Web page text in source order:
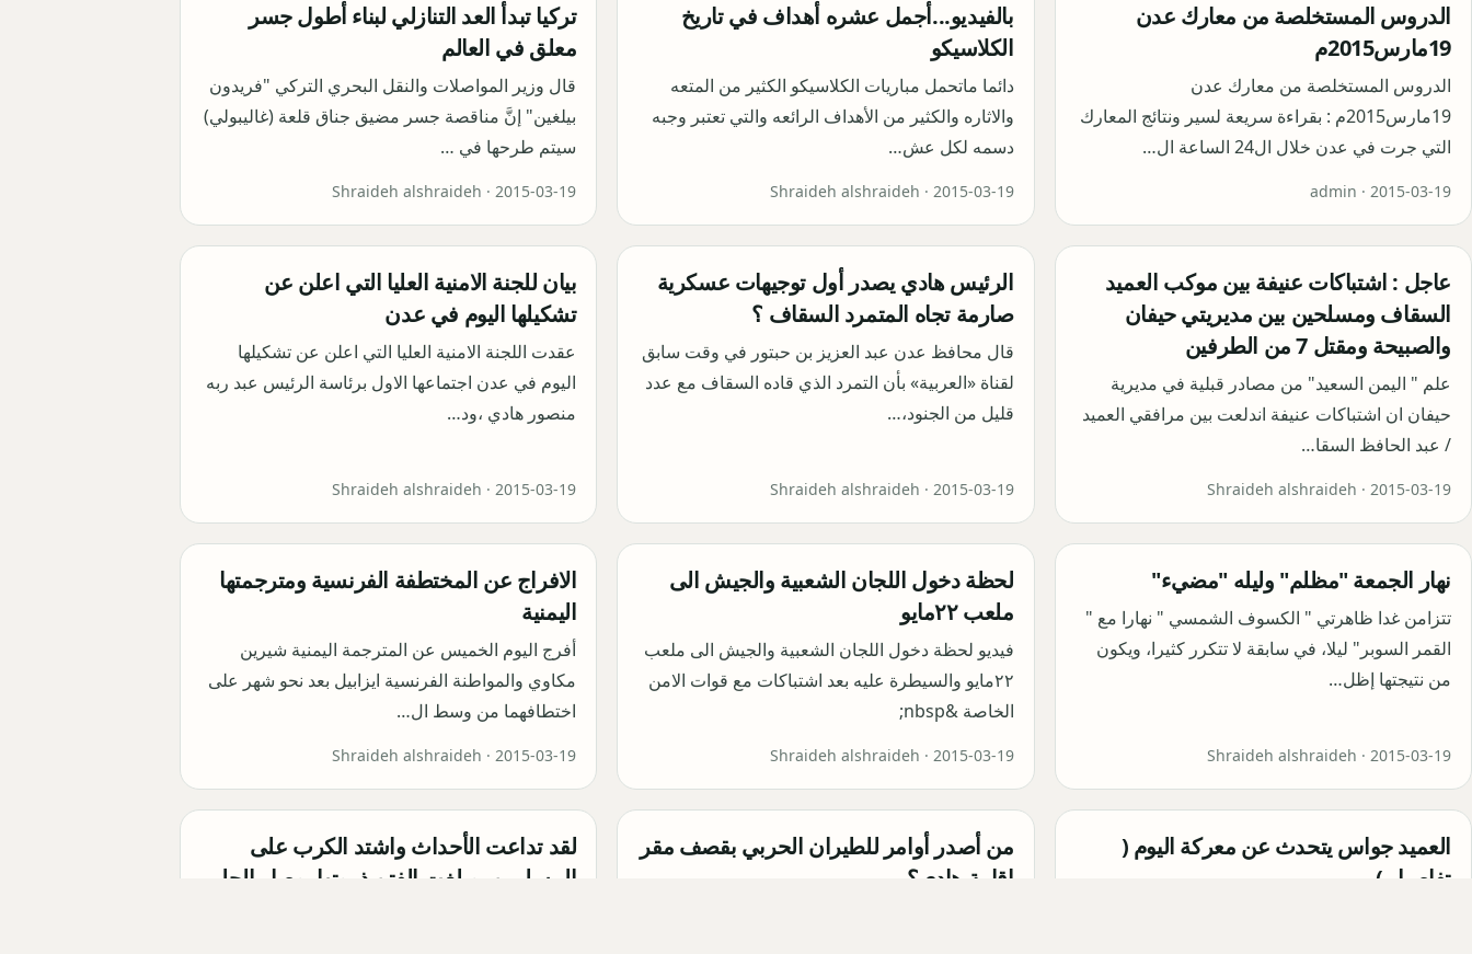
الدروس المستخلصة من معارك عدن
19مارس2015م
الدروس المستخلصة من معارك عدن
19مارس2015م : بقراءة سريعة لسير ونتائج المعارك
التي جرت في عدن خلال ال24 الساعة ال…
admin · 2015-03-19
بالفيديو...أجمل عشره أهداف في تاريخ
الكلاسيكو
دائما ماتحمل مباريات الكلاسيكو الكثير من المتعه
والاثاره والكثير من الأهداف الرائعه والتي تعتبر وجبه
دسمه لكل عش…
Shraideh alshraideh · 2015-03-19
تركيا تبدأ العد التنازلي لبناء أطول جسر
معلق في العالم
قال وزير المواصلات والنقل البحري التركي "فريدون
بيلغين" إنَّ مناقصة جسر مضيق جناق قلعة (غاليبولي)
سيتم طرحها في …
Shraideh alshraideh ·2015-03-19
عاجل : اشتباكات عنيفة بين موكب العميد
السقاف ومسلحين بين مديريتي حيفان
والصبيحة ومقتل 7 من الطرفين
علم " اليمن السعيد" من مصادر قبلية في مديرية
حيفان ان اشتباكات عنيفة اندلعت بين مرافقي العميد
/ عبد الحافظ السقا…
Shraideh alshraideh · 2015-03-19
الرئيس هادي يصدر أول توجيهات عسكرية
صارمة تجاه المتمرد السقاف ؟
قال محافظ عدن عبد العزيز بن حبتور في وقت سابق
لقناة «العربية» بأن التمرد الذي قاده السقاف مع عدد
قليل من الجنود،…
Shraideh alshraideh · 2015-03-19
بيان للجنة الامنية العليا التي اعلن عن
تشكيلها اليوم في عدن
عقدت اللجنة الامنية العليا التي اعلن عن تشكيلها
اليوم في عدن اجتماعها الاول برئاسة الرئيس عبد ربه
منصور هادي ،ود…
Shraideh alshraideh ·2015-03-19
نهار الجمعة "مظلم" وليله "مضيء"
تتزامن غدا ظاهرتي " الكسوف الشمسي " نهارا مع "
القمر السوبر" ليلا، في سابقة لا تتكرر كثيرا، ويكون
من نتيجتها إظل…
Shraideh alshraideh · 2015-03-19
لحظة دخول اللجان الشعبية والجيش الى
ملعب ٢٢مايو
فيديو لحظة دخول اللجان الشعبية والجيش الى ملعب
٢٢مايو والسيطرة عليه بعد اشتباكات مع قوات الامن
الخاصة &nbsp;
Shraideh alshraideh · 2015-03-19
الافراج عن المختطفة الفرنسية ومترجمتها
اليمنية
أفرج اليوم الخميس عن المترجمة اليمنية شيرين
مكاوي والمواطنة الفرنسية ايزابيل بعد نحو شهر على
اختطافهما من وسط ال…
Shraideh alshraideh ·2015-03-19
العميد جواس يتحدث عن معركة اليوم (
تفاصيل )
من أصدر أوامر للطيران الحربي بقصف مقر
إقامة هادي؟
لقد تداعت الأحداث واشتد الكرب على
المسلمين ،وبلغت الفتن ذروتها ،وصار الحليم